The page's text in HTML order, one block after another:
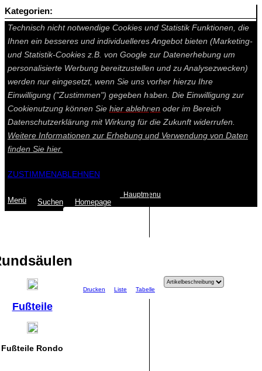
Auf dieser Seite werden technisch notwendige Cookies gesetzt.
Technisch nicht notwendige Cookies und Statistik Funktionen, die
Ihnen ein besseres und individuelleres Angebot bieten (Marketing-
und Statistik-Cookies z.B. von Google zur Datenerhebung um
personalisierte Werbung bereitzustellen und zu Analysezwecken)
werden nur eingesetzt, wenn Sie uns vorher hierzu Ihre
Einwilligung ("Zustimmen") gegeben haben. Die Einwilligung zur
Cookienutzung können Sie hier ablehnen oder im Bereich
Datenschutzerklärung mit Wirkung für die Zukunft widerrufen.
Weitere Informationen zur Erhebung und Verwendung von Daten
finden Sie hier.
ZUSTIMMENABLEHNEN
Menü Suchen Homepage
Hauptmenu
Fußteile
Fußteile Rondo
Drucken Liste Tabelle
Kategorien: